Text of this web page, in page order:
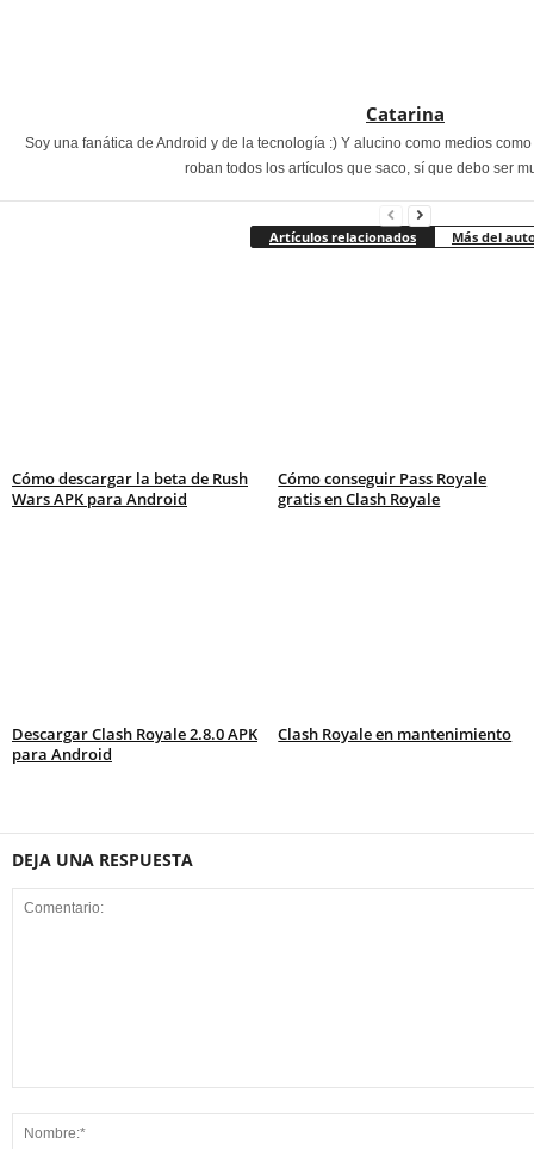
Catarina
Soy una fanática de Android y de la tecnología :) Y alucino como medios
roban todos los artículos que saco, sí que debo ser
Artículos relacionados Más del
Cómo descargar la beta de Rush
Wars APK para Android
Cómo conseguir Pass Royale
gratis en Clash Royale
Descargar Clash Royale 2.8.0 APK
para Android
Clash Royale en mantenimiento
DEJA UNA RESPUESTA